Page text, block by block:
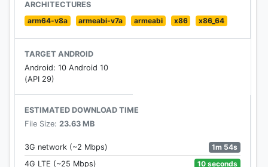
- utilizzare, per i punti vendita che offrono il
servizio, il comodissimo portale di spesa online con
- ricevere pratiche notifiche che ti avviseranno e ti
terranno sempre aggiornato su novità e nuovi
sconti.
Emisfero app sarà presto aggiornata con servizi
sempre nuovi, così da supportare costantemente i
nostri Clienti.
ARCHITECTURES
arm64-v8a
armeabi-v7a armeabi x86 x86_64
TARGET ANDROID
Android: 10 Android 10
(API 29)
ESTIMATED DOWNLOAD TIME
File Size: 23.63 MB
3G network (~2 Mbps)
1m 54s
4G LTE (~25 Mbps)
10 seconds